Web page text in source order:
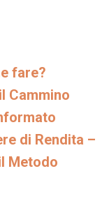
fare?
Cammino
di Rendita –
Metodo